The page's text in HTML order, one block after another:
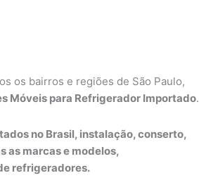
os bairros e regiões de São Paulo,
Móveis para Refrigerador Importado.
no Brasil, instalação, conserto,
as marcas e modelos,
refrigeradores.